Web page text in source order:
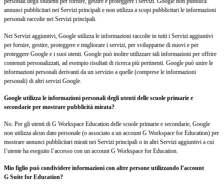
annunci pubblicitari nei Servizi principali e non utilizza a scopi pubblicitari le informazioni
personali raccolte nei Servizi principali.
Nei Servizi aggiuntivi, Google utilizza le informazioni raccolte in tutti i Servizi aggiuntivi
per fornire, gestire, proteggere e migliorare i servizi, per svilupparne di nuovi e per
proteggere Google e i suoi utenti. Google può inoltre utilizzare tali informazioni per offrire
contenuti personalizzati, ad esempio risultati di ricerca più pertinenti. Google può unire le
informazioni personali derivanti da un servizio a quelle (comprese le informazioni
personali) di altri servizi Google.
Google utilizza le informazioni personali degli utenti delle scuole primarie e
secondarie per mostrare pubblicità mirata?
No. Per gli utenti di G Workspace Education delle scuole primarie e secondarie, Google
non utilizza alcun dato personale (o associato a un account G Workspace for Education) per
mostrare annunci pubblicitari mirati nei Servizi principali o in altri Servizi aggiuntivi a cui
l’utente ha eseguito l’accesso con un account G Workspace for Education.
Mio figlio può condividere informazioni con altre persone utilizzando l’account
G Suite for Education?